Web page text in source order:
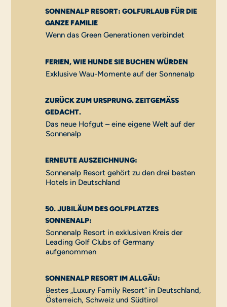
SONNENALP RESORT: GOLFURLAUB FÜR DIE
GANZE FAMILIE
Wenn das Green Generationen verbindet
FERIEN, WIE HUNDE SIE BUCHEN WÜRDEN
Exklusive Wau-Momente auf der Sonnenalp
ZURÜCK ZUM URSPRUNG. ZEITGEMÄSS G
EDACHT.
Das neue Hofgut – eine eigene Welt auf der
Sonnenalp
ERNEUTE AUSZEICHNUNG:
Sonnenalp Resort gehört zu den drei besten
Hotels in Deutschland
50. JUBILÄUM DES GOLFPLATZES
SONNENALP:
Sonnenalp Resort in exklusiven Kreis der
Leading Golf Clubs of Germany
aufgenommen
SONNENALP RESORT IM ALLGÄU:
Bestes „Luxury Family Resort“ in Deutschland,
Österreich, Schweiz und Südtirol